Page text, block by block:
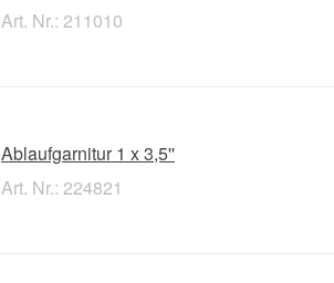
Art. Nr.: 211010
Ablaufgarnitur 1 x 3,5''
Art. Nr.: 224821